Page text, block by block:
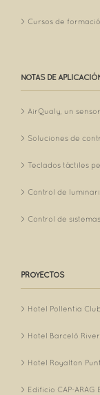
Cursos de
NOTAS DE
AirQualy, un
Soluciones de
Teclados táctiles
Control de
Control de
PROYECTOS
Hotel Pollentia
Hotel Barceló
Hotel Royalton
Edificio CAP-ARAG